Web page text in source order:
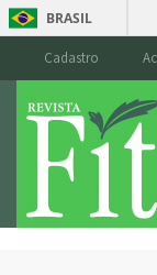
BRASIL
Cadastro